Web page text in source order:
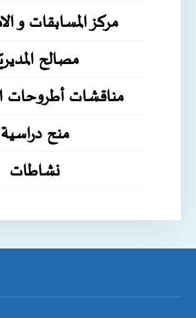
مركز المسابقات و
مصالح
مناقشات أطروحات
منح دراسية
نشاطات